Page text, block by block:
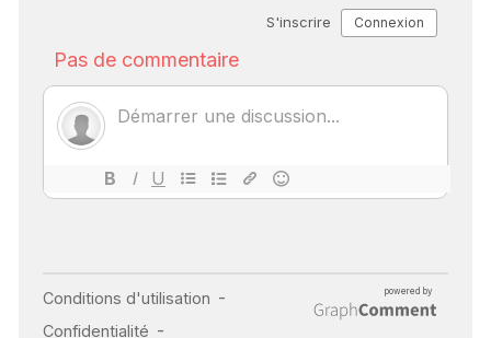
ÉCHO : DES IMAGES
POUR TOUTES LES
18 juil 2022
INSUFFISANCE
CARDIAQUE : LES